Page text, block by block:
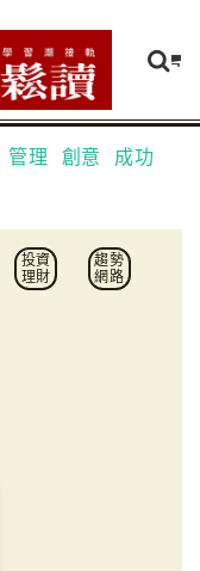
管理 創意 成功
投資
理財
趨勢
網路